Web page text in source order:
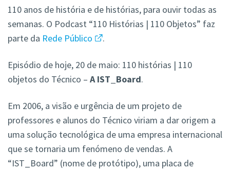
110 anos de história e de histórias, para ouvir todas as
semanas. O Podcast “110 Histórias | 110 Objetos” faz
parte da Rede Público .
Episódio de hoje, 20 de maio: 110 histórias | 110
objetos do Técnico – A IST_Board.
Em 2006, a visão e urgência de um projeto de
professores e alunos do Técnico viriam a dar origem a
uma solução tecnológica de uma empresa internacional
que se tornaria um fenómeno de vendas. A
“IST_Board” (nome de protótipo), uma placa de